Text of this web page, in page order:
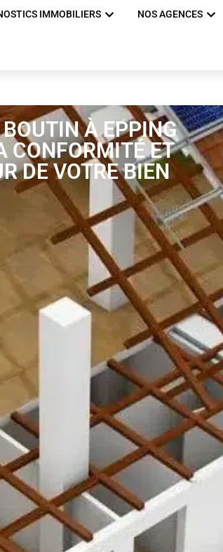
IMMOBILIERS NOS AGENCES
À EPPING
CONFORMITÉ ET
DE VOTRE BIEN